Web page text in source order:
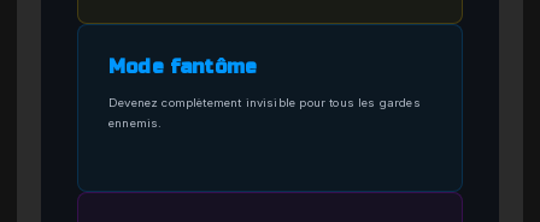
Mode fantôme
Devenez complètement invisible pour tous les gardes
ennemis.